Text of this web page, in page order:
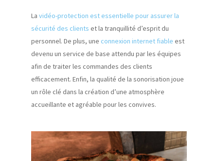
La vidéo-protection est essentielle pour assurer la
sécurité des clients et la tranquillité d’esprit du
personnel. De plus, une connexion internet fiable est
devenu un service de base attendu par les équipes
afin de traiter les commandes des clients
efficacement. Enfin, la qualité de la sonorisation joue
un rôle clé dans la création d’une atmosphère
accueillante et agréable pour les convives.